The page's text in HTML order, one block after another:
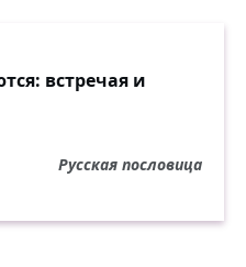
встречая и
Русская пословица